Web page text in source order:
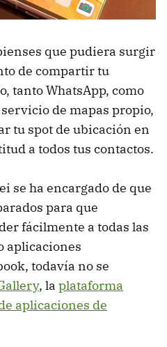
que pudiera surgir
de compartir tu
tanto WhatsApp, como
de mapas propio,
tu spot de ubicación en
a todos tus contactos.
se ha encargado de que
para que
fácilmente a todas las
aplicaciones
todavía no se
, la plataforma
aplicaciones de